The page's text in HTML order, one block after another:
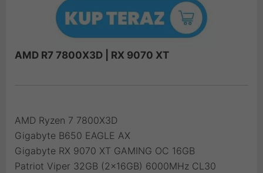
AMD R7 7800X3D | RX 9070 XT
AMD Ryzen 7 7800X3D
Gigabyte B650 EAGLE AX
Gigabyte RX 9070 XT GAMING OC 16GB
Patriot Viper 32GB (2x16GB) 6000MHz CL30